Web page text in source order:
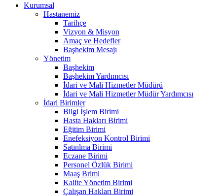
Kurumsal
Hastanemiz
Tarihçe
Vizyon & Misyon
Amaç ve Hedefler
Başhekim Mesajı
Yönetim
Başhekim
Başhekim Yardımcısı
İdari ve Mali Hizmetler Müdürü
İdari ve Mali Hizmetler Müdür Yardımcısı
İdari Birimler
Bilgi İşlem Birimi
Hasta Hakları Birimi
Eğitim Birimi
Enefeksiyon Kontrol Birimi
Satınlma Birimi
Eczane Birimi
Personel Özlük Birimi
Maaş Brimi
Kalite Yönetim Birimi
Çalışan Hakları Birimi